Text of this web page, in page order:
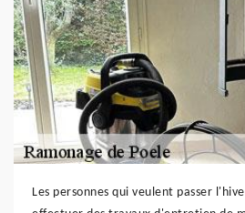
Les personnes qui veulent passer